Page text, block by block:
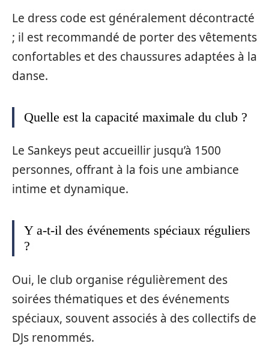
Le dress code est généralement décontracté
; il est recommandé de porter des vêtements
confortables et des chaussures adaptées à la
danse.
Quelle est la capacité maximale du club ?
Le Sankeys peut accueillir jusqu’à 1500
personnes, offrant à la fois une ambiance
intime et dynamique.
Y a-t-il des événements spéciaux réguliers
?
Oui, le club organise régulièrement des
soirées thématiques et des événements
spéciaux, souvent associés à des collectifs de
DJs renommés.